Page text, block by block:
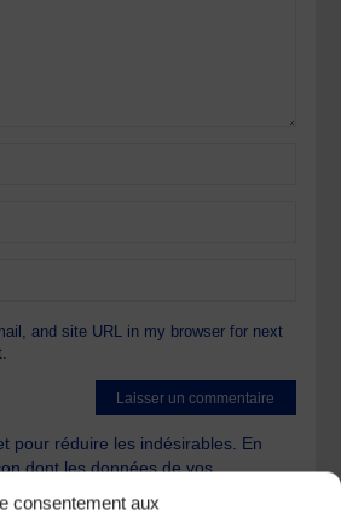
consentement aux
and site URL in my browser for next
pour réduire les indésirables. En
dont les données de vos